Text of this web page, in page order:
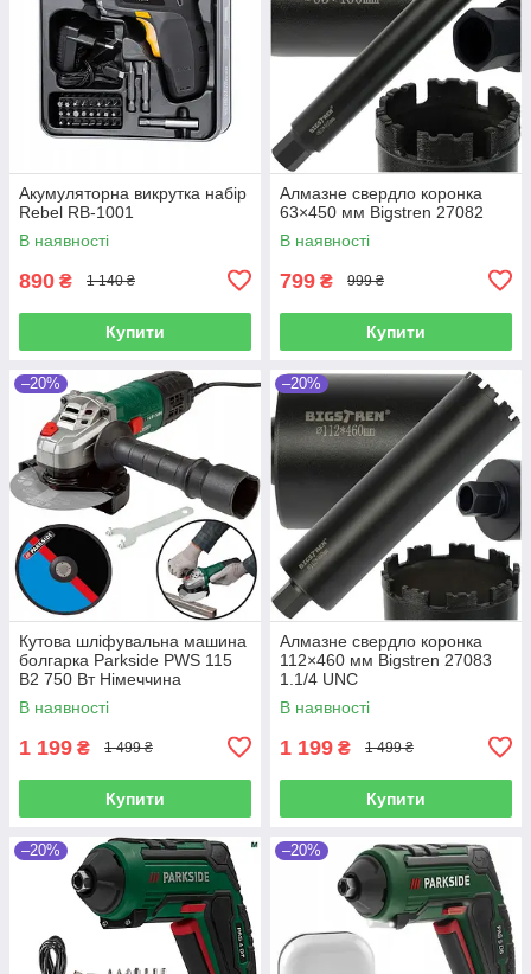
Акумуляторна викрутка набір
Rebel RB-1001
В наявності
890 ₴ 1 140 ₴
Купити
Алмазне свердло коронка
63×450 мм Bigstren 27082
В наявності
799 ₴ 999 ₴
Купити
–20%
Кутова шліфувальна машина
болгарка Parkside PWS 115
B2 750 Вт Німеччина
В наявності
1 199 ₴ 1 499 ₴
Купити
–20%
Алмазне свердло коронка
112×460 мм Bigstren 27083
1.1/4 UNC
В наявності
1 199 ₴ 1 499 ₴
Купити
–20% –20%